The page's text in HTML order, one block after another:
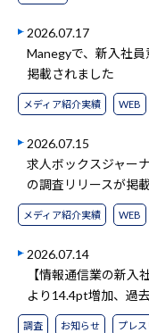
2026.07.17
Manegyで、新入社
掲載されました
メディア紹介実績 WEB
2026.07.15
求人ボックスジャー
の調査リリースが掲
メディア紹介実績 WEB
2026.07.14
【情報通信業の新
より14.4pt増加、過
調査 お知らせ プレ